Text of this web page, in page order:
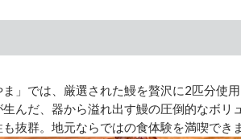
」では、厳選された鰻を贅沢に2匹分使
んだ、器から溢れ出す鰻の圧倒的なボリ
抜群。地元ならではの食体験を満喫でき